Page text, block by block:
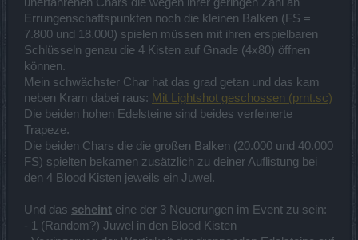
Gnade (wie ich es erinnere):
1. 7 Tage Deluxe + Kram
2. Juwel1 + Kram
3. Juwel2 + Kram
4. hoher Edelstein + Kram
Errungenschaftspunkten noch die kleinen Balken (FS =
7.800 und 18.000) spielen müssen mit ihren erspielbaren
Schlüsseln genau die 4 Kisten auf Gnade (4x80) öffnen
können.
Mein schwächster Char hat das grad getan und das kam
neben Kram dabei raus: Mit Lightshot geschossen (prnt.sc)
Die beiden hohen Edelsteine sind beides verfeinerte
Trapeze.
Die beiden Chars die die großen Balken (20.000 und 40.000
FS) spielten bekamen zusätzlich zu deiner Auflistung bei
den 4 Blood Kisten jeweils ein Juwel.
Und das scheint eine der 3 Neuerungen im Event zu sein:
- 1 (Random?) Juwel in den Blood Kisten